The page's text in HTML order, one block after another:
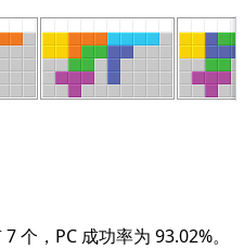
个，PC 成功率为 93.02%。